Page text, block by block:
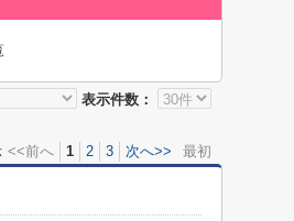
表示件数：
<<前へ 1 2 3 次へ>> 最初